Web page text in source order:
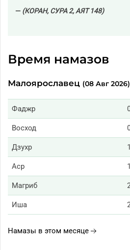
(КОРАН, СУРА 2, АЯТ 148)
Время намазов
Малоярославец (08 Авг 2026)
Фаджр
Восход
Дзухр
Аср
Магриб
Иша
Намазы в этом месяце